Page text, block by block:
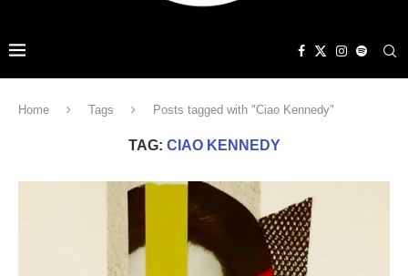
Home Tags Posts tagged with "Ciao Kennedy"
TAG: CIAO KENNEDY